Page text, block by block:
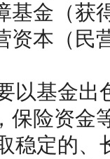
基金（获
资本（民
基金出
保险资金
稳定的、